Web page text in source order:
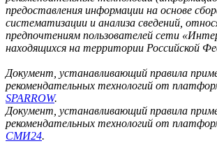
предоставления информации на основе
систематизации и анализа сведений,
предпочтениям пользователей сети
находящихся на территории Российской
Документ, устанавливающий правила
рекомендательных технологий от
SPARROW.
Документ, устанавливающий правила
рекомендательных технологий от
СМИ24.